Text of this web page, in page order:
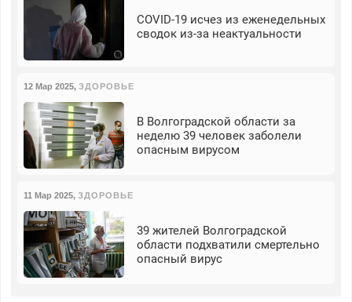
COVID-19 исчез из еженедельных
сводок из-за неактуальности
12 Мар 2025, ЗДОРОВЬЕ
В Волгоградской области за
неделю 39 человек заболели
опасным вирусом
11 Мар 2025, ЗДОРОВЬЕ
39 жителей Волгоградской
области подхватили смертельно
опасный вирус